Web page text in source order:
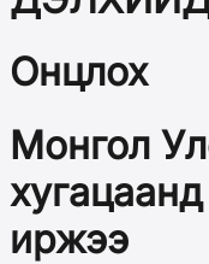
Онцлох
Монгол
иржээ